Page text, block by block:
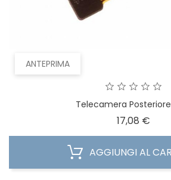
ANTEPRIMA
Telecamera Posteriore
17,08 €
AGGIUNGI AL